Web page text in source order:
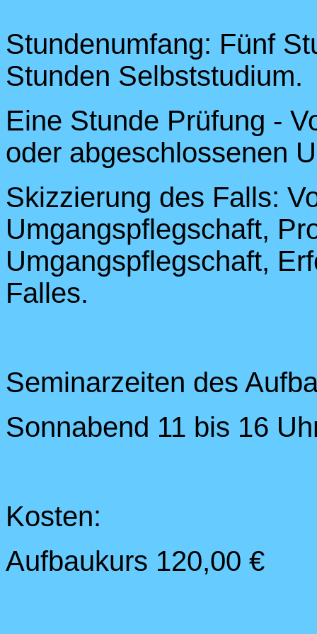
Stundenumfang: Fünf
Stunden Selbststudium.
Eine Stunde Prüfung -
oder abgeschlossenen
Skizzierung des Falls:
Umgangspflegschaft,
Umgangspflegschaft,
Falles.
Seminarzeiten des
Sonnabend 11 bis 16
Kosten:
Aufbaukurs 120,00 €